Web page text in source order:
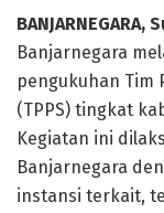
Banjarnegara
pengukuhan Tim
(TPPS) tingkat
Kegiatan ini
Banjarnegara
instansi terkait,